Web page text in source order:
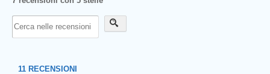
11 RECENSIONI